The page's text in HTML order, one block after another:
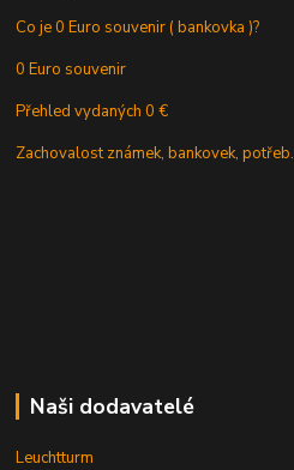
Co je 0 Euro souvenir ( bankovka )?
0 Euro souvenir
Přehled vydaných 0 €
Zachovalost známek, bankovek, potřeb.
Naši dodavatelé
Leuchtturm